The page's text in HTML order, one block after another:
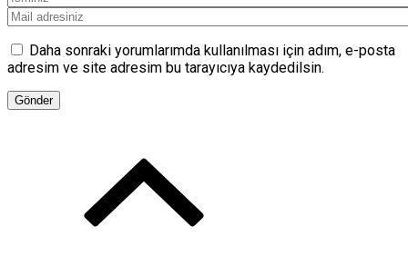
Daha sonraki yorumlarımda kullanılması için adım, e-posta
adresim ve site adresim bu tarayıcıya kaydedilsin.